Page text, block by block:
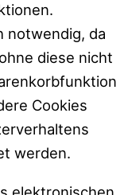
notwendig, da
diese nicht
Cookies
werden.